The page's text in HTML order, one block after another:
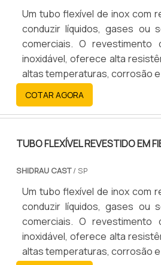
escritório de alta qualidade
catálogo de produtos. Esses
proativos e funcionários
ponta a ponta. Aproveite a
empresa, os serviços e os
Um tubo flexível de inox com
conduzir líquidos, gases ou
comerciais. O
inoxidável, oferece alta
altas temperaturas, corrosão
COTAR AGORA
TUBO FLEXÍVEL REVESTIDO EM
SHIDRAU CAST/ SP
Um tubo flexível de inox com
conduzir líquidos, gases ou
comerciais. O
inoxidável, oferece alta
altas temperaturas, corrosão